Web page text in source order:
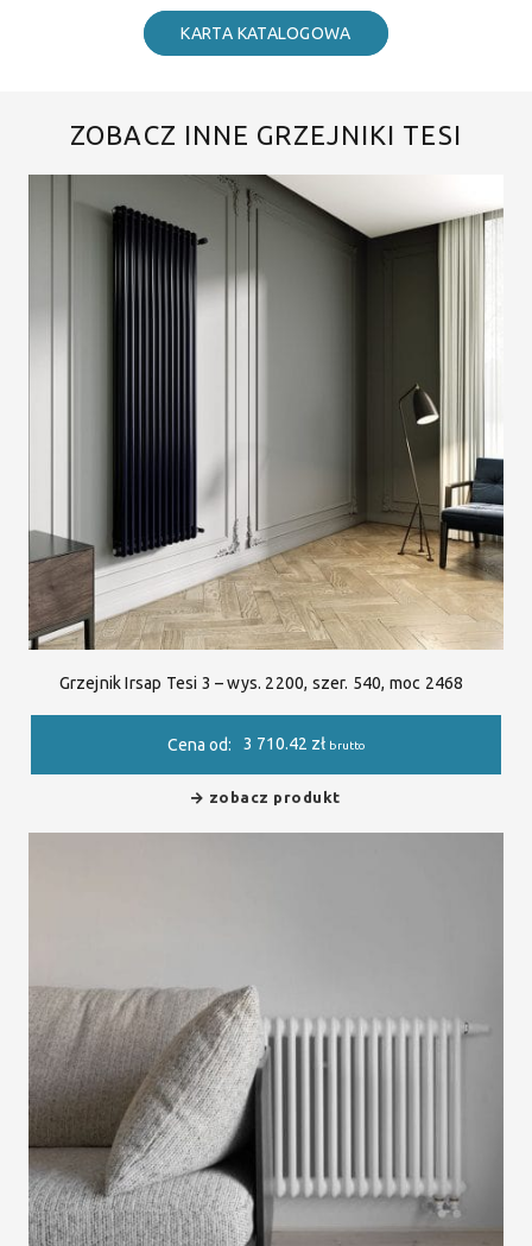
KARTA KATALOGOWA
ZOBACZ INNE GRZEJNIKI TESI
Grzejnik Irsap Tesi 3 – wys. 2200, szer. 540, moc 2468
Cena od: 3 710.42 zł brutto
zobacz produkt